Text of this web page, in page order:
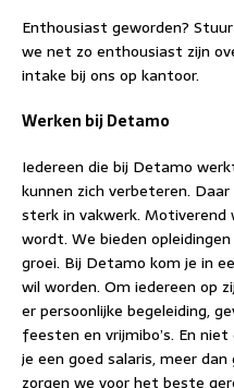
Enthousiast geworden?
we net zo enthousiast zijn
intake bij ons op kantoor.
Werken bij Detamo
Iedereen die bij Detamo
kunnen zich verbeteren.
sterk in vakwerk.
wordt. We bieden
groei. Bij Detamo kom je in
wil worden. Om iedereen op
er persoonlijke begeleiding,
feesten en vrijmibo’s. En
je een goed salaris, meer
zorgen we voor het beste